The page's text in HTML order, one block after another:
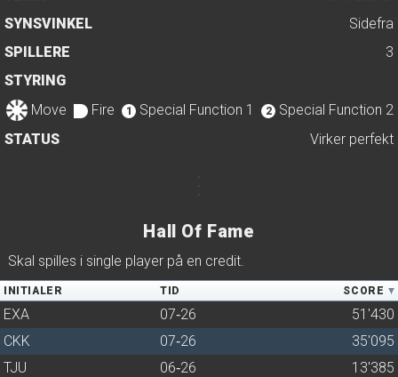
SYNSVINKEL
Sidefra
SPILLERE
3
STYRING
Move
Fire 1 Special Function 1 2
Special Function 2
STATUS
Virker perfekt
Hall Of Fame
Skal spilles i single player på en credit.
INITIALER TID SCORE
EXA 07‑26
51'430
CKK
07‑26
35'095
TJU
06‑26 13'385